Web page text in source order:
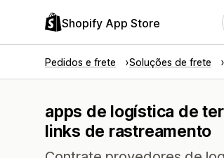
Shopify App Store
Pedidos e frete Soluções de frete
apps de logística de
links de rastreamento